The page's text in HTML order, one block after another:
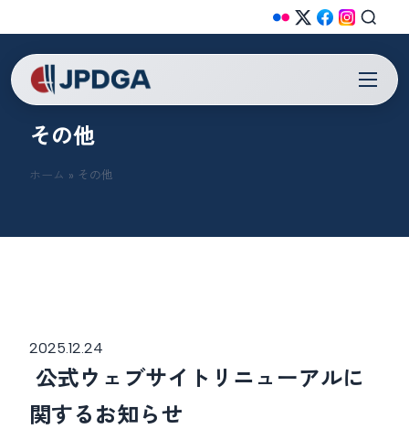
その他
ホーム » その他
2025.12.24
公式ウェブサイトリニューアルに
関するお知らせ